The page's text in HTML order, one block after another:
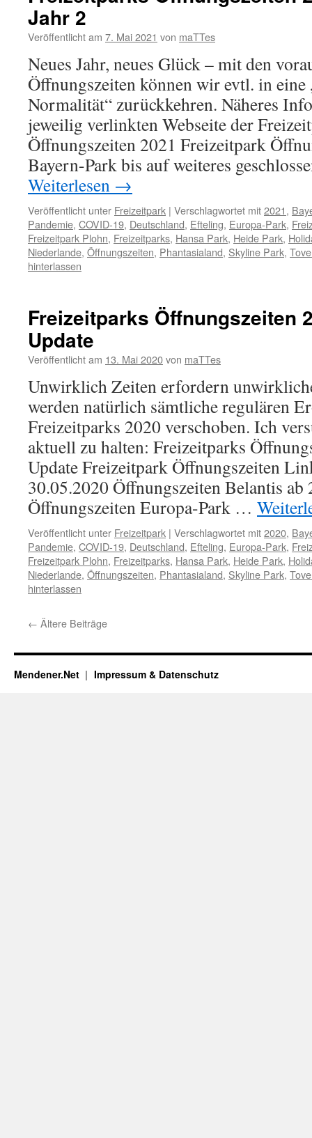
Jahr 2
Veröffentlicht am 7. Mai 2021 von maTTes
Neues Jahr, neues Glück – mit den
Öffnungszeiten können wir evtl. in
Normalität“ zurückkehren. Näheres
jeweilig verlinkten Webseite der
Öffnungszeiten 2021 Freizeitpark
Bayern-Park bis auf weiteres
Weiterlesen →
Veröffentlicht unter Freizeitpark | Verschlagwortet mit2021,
Pandemie, COVID-19, Deutschland, Efteling, Europa-Park,
Freizeitpark Plohn, Freizeitparks, Hansa Park, Heide Park,
Niederlande, Öffnungszeiten, Phantasialand, Skyline Park,
hinterlassen
Freizeitparks Öffnungszeiten
Update
Veröffentlicht am 13. Mai 2020von maTTes
Unwirklich Zeiten erfordern
werden natürlich sämtliche regulären
Freizeitparks 2020 verschoben. Ich
aktuell zu halten: Freizeitparks
Update Freizeitpark Öffnungszeiten
30.05.2020 Öffnungszeiten Belantis ab
Öffnungszeiten Europa-Park …
Veröffentlicht unter Freizeitpark | Verschlagwortet mit2020,
Pandemie, COVID-19, Deutschland, Efteling, Europa-Park,
Freizeitpark Plohn, Freizeitparks, Hansa Park, Heide Park,
Niederlande, Öffnungszeiten, Phantasialand, Skyline Park,
hinterlassen
← Ältere Beiträge
Mendener.Net Impressum & Datenschutz